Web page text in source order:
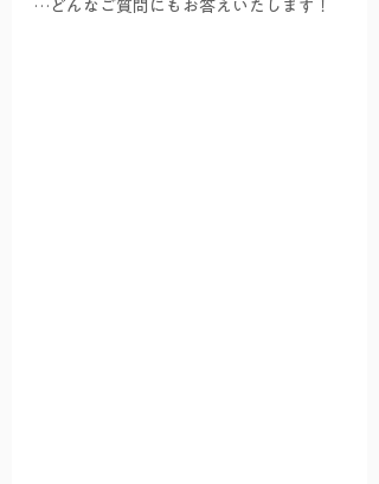
…どんなご質問にもお答えいたします！